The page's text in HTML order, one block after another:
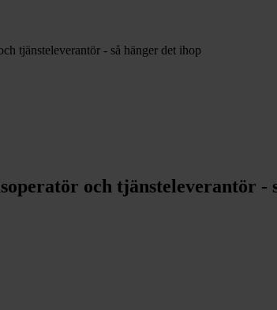
tjänsteleverantör - så hänger det ihop
och tjänsteleverantör -